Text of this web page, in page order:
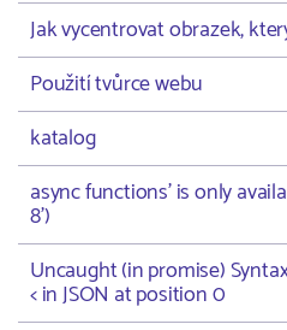
Jak vycentrovat obrazek,
Použití tvůrce webu
katalog
async functions' is only
8')
Uncaught (in promise)
< in JSON at position 0